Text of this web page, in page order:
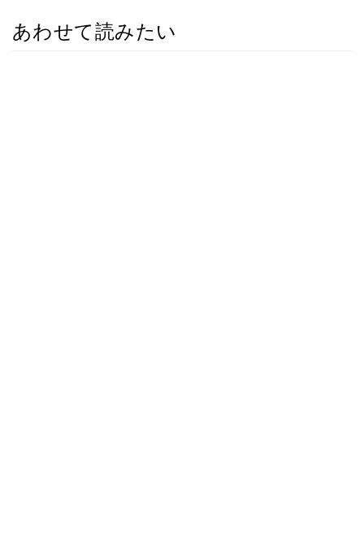
あわせて読みたい